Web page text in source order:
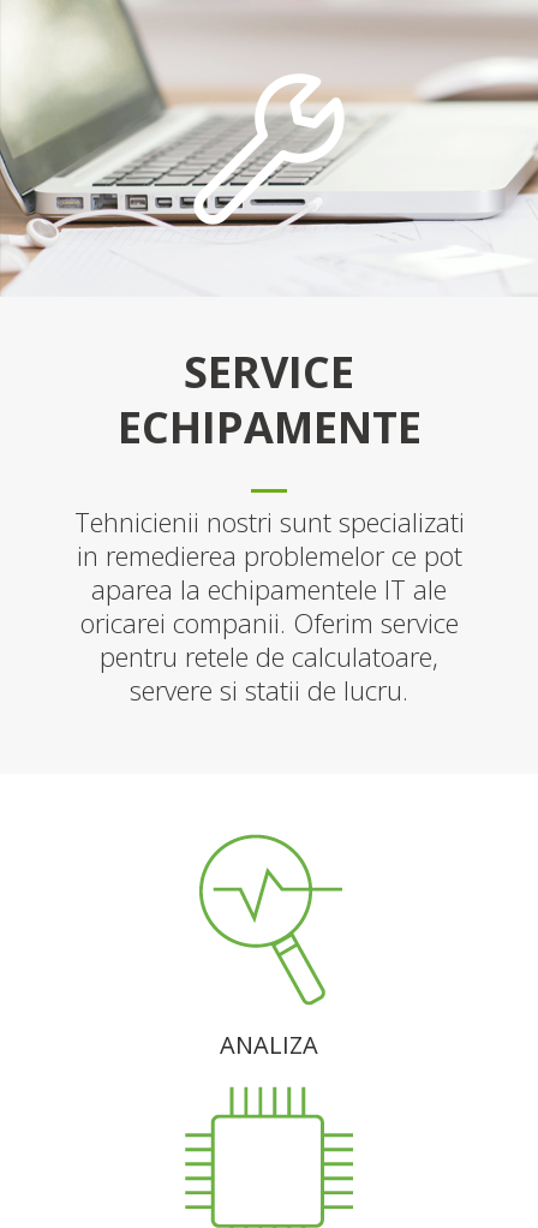
SERVICE
ECHIPAMENTE
Tehnicienii nostri sunt specializati
in remedierea problemelor ce pot
aparea la echipamentele IT ale
oricarei companii. Oferim service
pentru retele de calculatoare,
servere si statii de lucru.
ANALIZA